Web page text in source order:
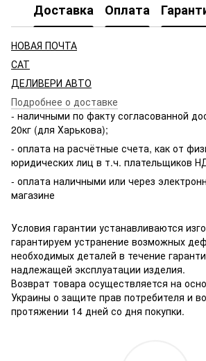
Доставка Оплата
НОВАЯ ПОЧТА
САТ
ДЕЛИВЕРИ АВТО
Подробнее о доставке
- наличными по факту согласованной
20кг (для Харькова);
- оплата на расчётные счета, как от
юридических лиц в т.ч. плательщиков
- оплата наличными или через
магазине
Условия гарантии устанавливаются
гарантируем устранение возможных
необходимых деталей в течение
надлежащей эксплуатации изделия.
Возврат товара осуществляется на
Украины о защите прав потребителя и
протяжении 14 дней со дня покупки.